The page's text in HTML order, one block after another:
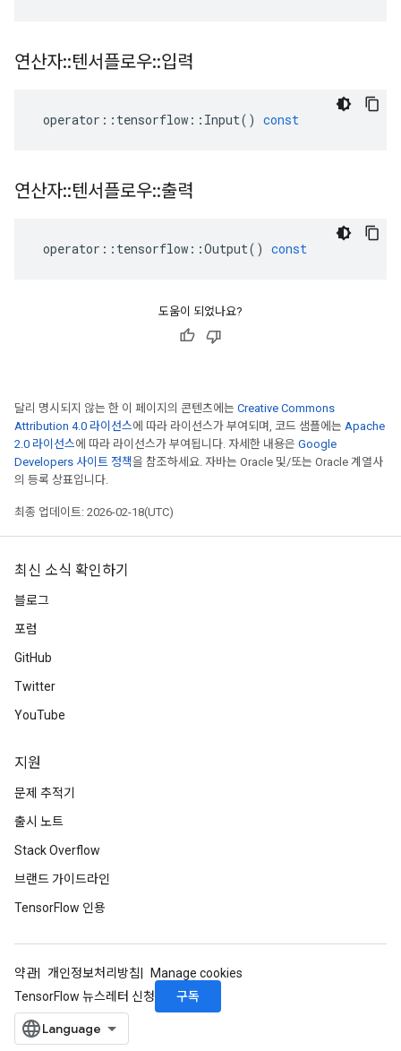
연산자::텐서플로우::입력
operator :: tensorflow :: Input() const
연산자::텐서플로우::출력
operator :: tensorflow ::Output() const
도움이 되었나요?
달리 명시되지 않는 한 이 페이지의 콘텐츠에는 Creative Commons
Attribution 4.0 라이선스에 따라 라이선스가 부여되며, 코드 샘플에는 Apache
2.0 라이선스에 따라 라이선스가 부여됩니다. 자세한 내용은 Google
Developers 사이트 정책을 참조하세요. 자바는 Oracle 및/또는 Oracle 계열사
의 등록 상표입니다.
최종 업데이트: 2026-02-18(UTC)
최신 소식 확인하기
블로그
포럼
GitHub
Twitter
YouTube
지원
문제 추적기
출시 노트
Stack Overflow
브랜드 가이드라인
TensorFlow 인용
약관 개인정보처리방침
Manage cookies
TensorFlow 뉴스레터 신청
구독